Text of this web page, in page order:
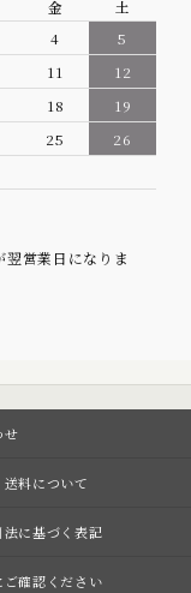
金
土
4
5
11
12
18
19
25
26
営業日になりま
せ
料について
に基づく表記
ご確認ください